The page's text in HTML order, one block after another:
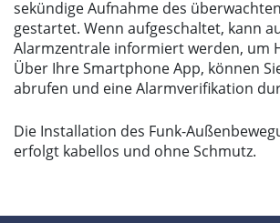
sekündige Aufnahme des
gestartet. Wenn aufgeschaltet, kann
Alarmzentrale informiert werden, um
Über Ihre Smartphone App, können
abrufen und eine Alarmverifikation
Die Installation des Funk-
erfolgt kabellos und ohne Schmutz.